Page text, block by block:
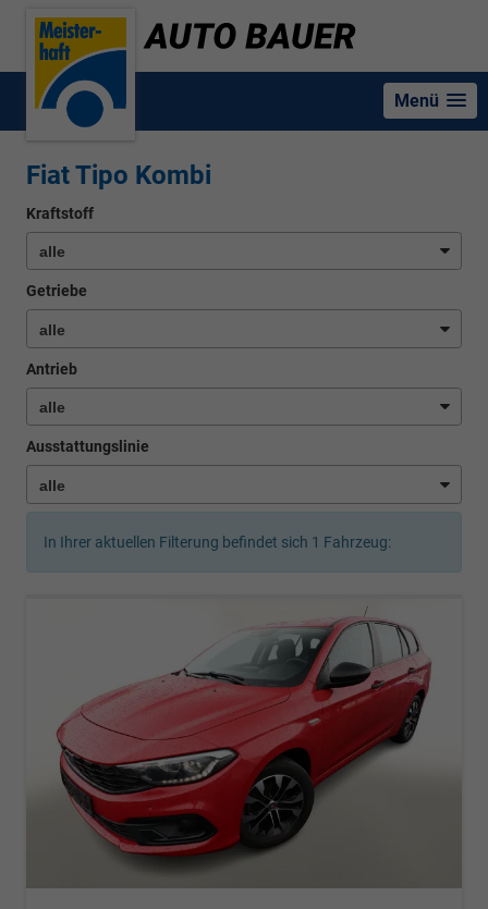
Menü
Fiat Tipo Kombi
Kraftstoff
Getriebe
Antrieb
Ausstattungslinie
In Ihrer aktuellen Filterung befindet sich 1 Fahrzeug: